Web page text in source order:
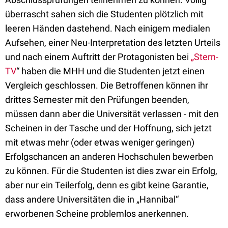
überrascht sahen sich die Studenten plötzlich mit
leeren Händen dastehend. Nach einigem medialen
Aufsehen, einer Neu-Interpretation des letzten Urteils
und nach einem Auftritt der Protagonisten bei „Stern-
TV“ haben die MHH und die Studenten jetzt einen
Vergleich geschlossen. Die Betroffenen können ihr
drittes Semester mit den Prüfungen beenden,
müssen dann aber die Universität verlassen - mit den
Scheinen in der Tasche und der Hoffnung, sich jetzt
mit etwas mehr (oder etwas weniger geringen)
Erfolgschancen an anderen Hochschulen bewerben
zu können. Für die Studenten ist dies zwar ein Erfolg,
aber nur ein Teilerfolg, denn es gibt keine Garantie,
dass andere Universitäten die in „Hannibal“
erworbenen Scheine problemlos anerkennen.